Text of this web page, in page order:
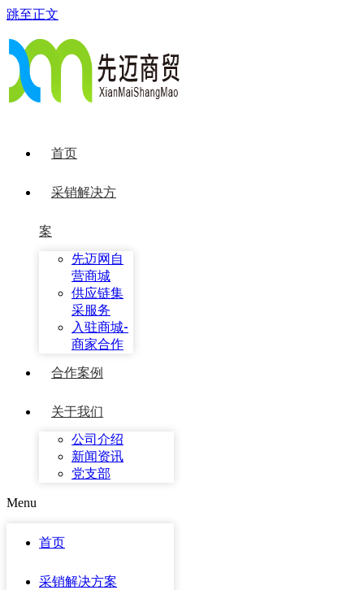
跳至正文
首页
采销解决方
案
先迈网自
营商城
供应链集
采服务
入驻商城-
商家合作
合作案例
关于我们
公司介绍
新闻资讯
党支部
Menu
首页
采销解决方案